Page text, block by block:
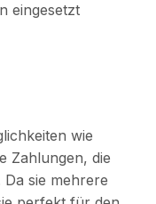
eingesetzt
wie
Zahlungen, die
sie mehrere